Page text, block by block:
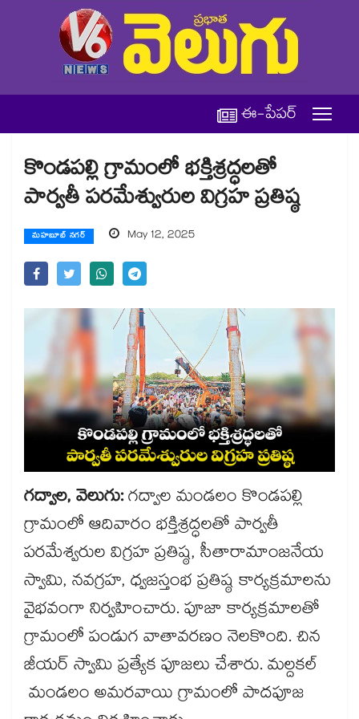
ఈ-పేపర్
కొండపల్లి గ్రామంలో భక్తిశ్రద్ధలతో
పార్వతీ పరమేశ్వురుల విగ్రహ ప్రతిష్ఠ
మహబూబ్ నగర్ May 12, 2025
గద్వాల, వెలుగు:గద్వాల మండలం కొండపల్లి
గ్రామంలో ఆదివారం భక్తిశ్రద్ధలతో పార్వతీ
పరమేశ్వరుల విగ్రహ ప్రతిష్ఠ, సీతారామాంజనేయ
స్వామి, నవగ్రహ, ధ్వజస్తంభ ప్రతిష్ఠ కార్యక్రమాలను
వైభవంగా నిర్వహించారు. పూజా కార్యక్రమాలతో
గ్రామంలో పండుగ వాతావరణం నెలకొంది. చిన
జీయర్ స్వామి ప్రత్యేక పూజలు చేశారు. మల్దకల్
మండలం అమరవాయి గ్రామంలో పాదపూజ